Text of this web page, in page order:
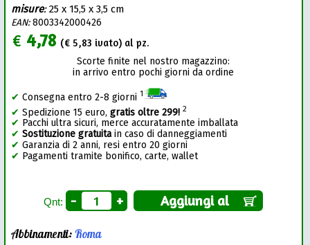
misure:25 x 15,5 x 3,5 cm
EAN:8003342000426
€ 4,78 (€ 5,83 ivato) al pz.
Scorte finite nel nostro magazzino:
in arrivo entro pochi giorni da ordine
✔ Consegna entro 2-8 giorni 1
✔ Spedizione 15 euro,gratis oltre 299! 2
✔ Pacchi ultra sicuri, merce accuratamente imballata
✔ Sostituzione gratuitain caso di danneggiamenti
✔ Garanzia di 2 anni, resi entro 20 giorni
✔ Pagamenti tramite bonifico, carte, wallet
Qnt: - + Aggiungi al
Abbinamenti:Roma